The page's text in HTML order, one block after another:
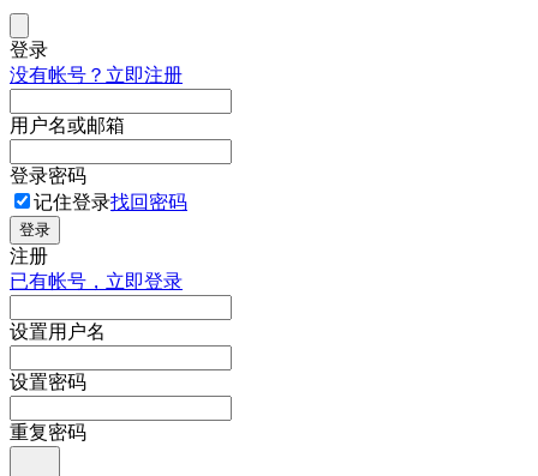
登录
没有帐号？立即注册
用户名或邮箱
登录密码
记住登录找回密码
登录
注册
已有帐号，立即登录
设置用户名
设置密码
重复密码